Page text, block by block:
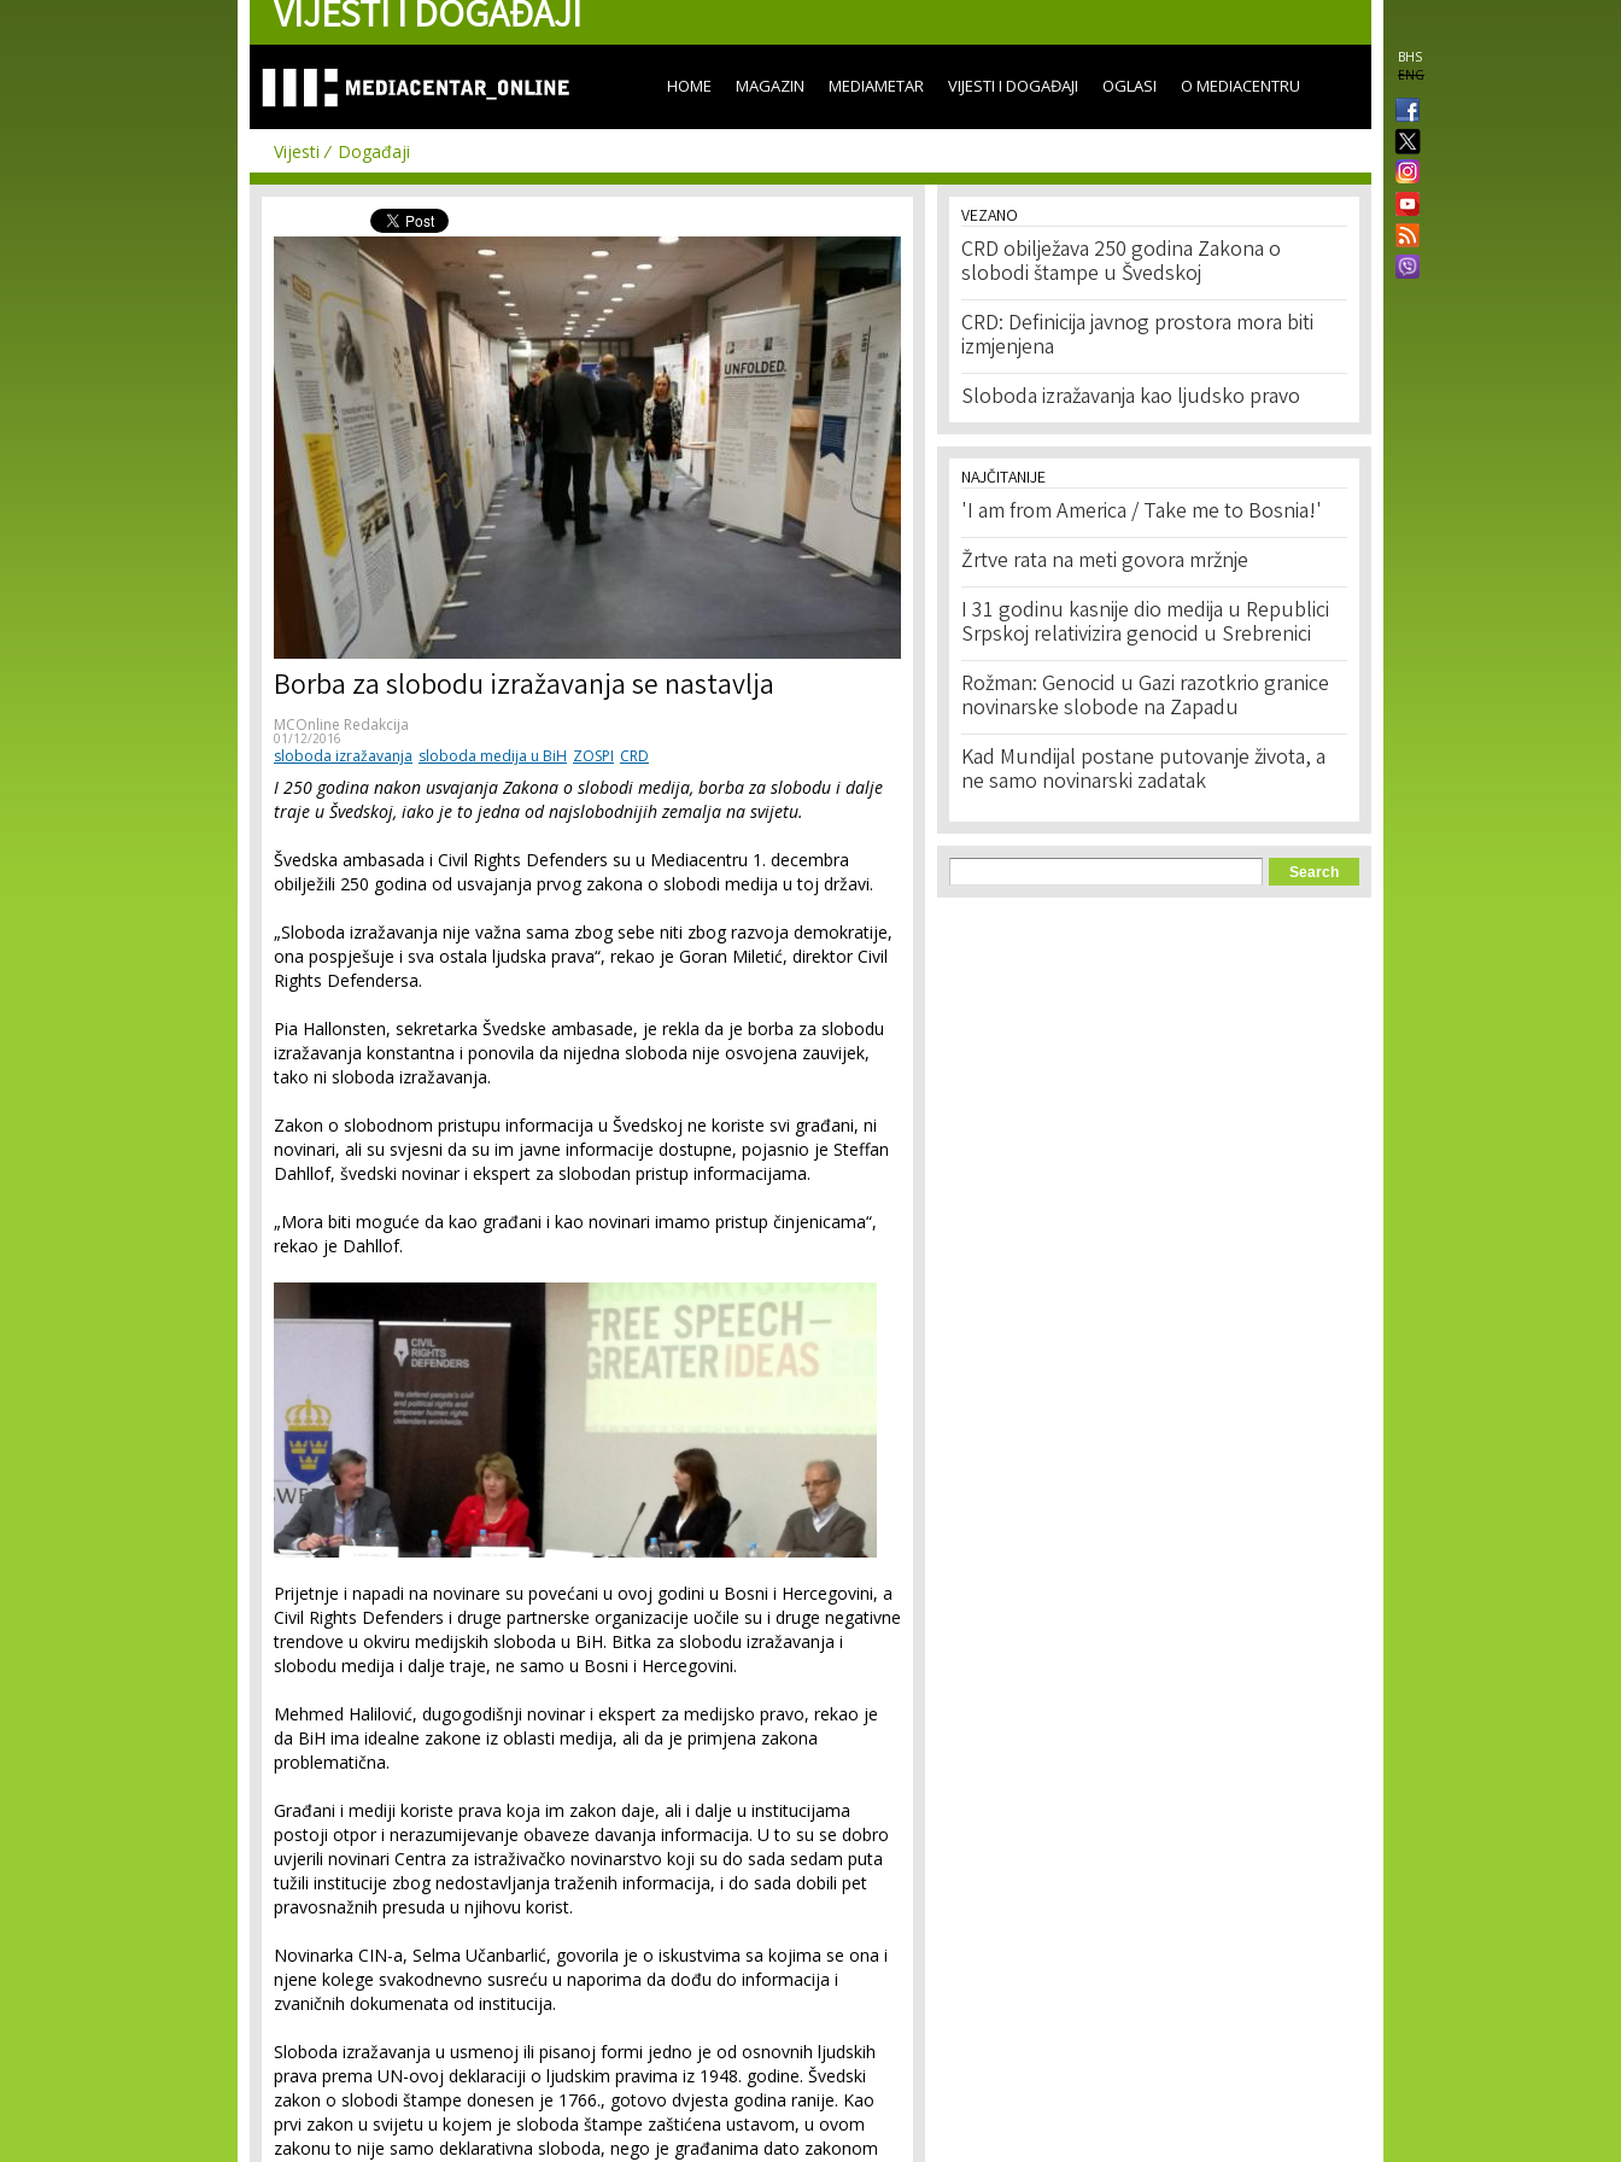
content
VIJESTI I DOGAĐAJI
BHS
ENG
HOME MAGAZIN MEDIAMETAR VIJESTI I DOGAĐAJI OGLASI O MEDIACENTRU
Vijesti Događaji
Borba za slobodu izražavanja se nastavlja
MCOnline Redakcija
01/12/2016
sloboda izražavanja sloboda medija u BiH ZOSPI CRD
I 250 godina nakon usvajanja Zakona o slobodi medija, borba za slobodu i dalje
traje u Švedskoj, iako je to jedna od najslobodnijih zemalja na svijetu.
Švedska ambasada i Civil Rights Defenders su u Mediacentru 1. decembra
obilježili 250 godina od usvajanja prvog zakona o slobodi medija u toj državi.
„Sloboda izražavanja nije važna sama zbog sebe niti zbog razvoja demokratije,
ona pospješuje i sva ostala ljudska prava“, rekao je Goran Miletić, direktor Civil
Rights Defendersa.
Pia Hallonsten, sekretarka Švedske ambasade, je rekla da je borba za slobodu
izražavanja konstantna i ponovila da nijedna sloboda nije osvojena zauvijek,
tako ni sloboda izražavanja.
Zakon o slobodnom pristupu informacija u Švedskoj ne koriste svi građani, ni
novinari, ali su svjesni da su im javne informacije dostupne, pojasnio je Steffan
Dahllof, švedski novinar i ekspert za slobodan pristup informacijama.
„Mora biti moguće da kao građani i kao novinari imamo pristup činjenicama“,
rekao je Dahllof.
Prijetnje i napadi na novinare su povećani u ovoj godini u Bosni i Hercegovini, a
Civil Rights Defenders i druge partnerske organizacije uočile su i druge negativne
trendove u okviru medijskih sloboda u BiH. Bitka za slobodu izražavanja i
slobodu medija i dalje traje, ne samo u Bosni i Hercegovini.
Mehmed Halilović, dugogodišnji novinar i ekspert za medijsko pravo, rekao je
da BiH ima idealne zakone iz oblasti medija, ali da je primjena zakona
problematična.
Građani i mediji koriste prava koja im zakon daje, ali i dalje u institucijama
postoji otpor i nerazumijevanje obaveze davanja informacija. U to su se dobro
uvjerili novinari Centra za istraživačko novinarstvo koji su do sada sedam puta
tužili institucije zbog nedostavljanja traženih informacija, i do sada dobili pet
pravosnažnih presuda u njihovu korist.
Novinarka CIN-a, Selma Učanbarlić, govorila je o iskustvima sa kojima se ona i
njene kolege svakodnevno susreću u naporima da dođu do informacija i
zvaničnih dokumenata od institucija.
Sloboda izražavanja u usmenoj ili pisanoj formi jedno je od osnovnih ljudskih
prava prema UN-ovoj deklaraciji o ljudskim pravima iz 1948. godine. Švedski
zakon o slobodi štampe donesen je 1766., gotovo dvjesta godina ranije. Kao
prvi zakon u svijetu u kojem je sloboda štampe zaštićena ustavom, u ovom
zakonu to nije samo deklarativna sloboda, nego je građanima dato zakonom
VEZANO
CRD obilježava 250 godina Zakona o
slobodi štampe u Švedskoj
CRD: Definicija javnog prostora mora biti
izmjenjena
Sloboda izražavanja kao ljudsko pravo
NAJČITANIJE
'I am from America / Take me to Bosnia!'
Žrtve rata na meti govora mržnje
I 31 godinu kasnije dio medija u Republici
Srpskoj relativizira genocid u Srebrenici
Rožman: Genocid u Gazi razotkrio granice
novinarske slobode na Zapadu
Kad Mundijal postane putovanje života, a
ne samo novinarski zadatak
Search form
Search